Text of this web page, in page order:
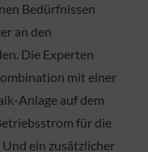
Bedürfnissen
an den
Die Experten
mit einer
Anlage auf dem
für die
ein zusätzlicher